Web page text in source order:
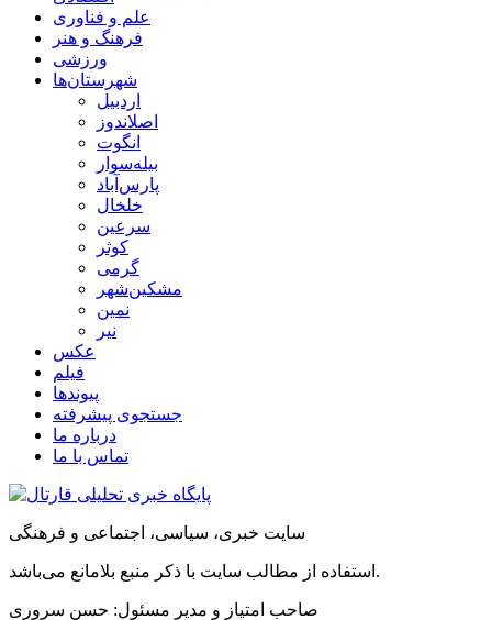
علم و فناوری
فرهنگ و هنر
ورزشی
شهرستان‌ها
اردبیل
اصلاندوز
انگوت
بیله‌سوار
پارس‌آباد
خلخال
سرعین
کوثر
گرمی
مشکین‌شهر
نمین
نیر
عکس
فیلم
پیوندها
جستجوی پیشرفته
درباره ما
تماس با ما
سایت خبری، سیاسی، اجتماعی و فرهنگی
استفاده از مطالب سایت با ذکر منبع بلامانع می‌باشد.
صاحب امتیاز و مدیر مسئول: حسن سروری